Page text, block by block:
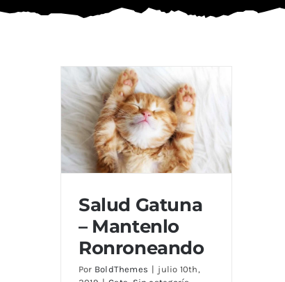
Salud Gatuna – Mantenlo
Ronroneando
Salud Gatuna
– Mantenlo
Ronroneando
Por BoldThemes | julio 10th,